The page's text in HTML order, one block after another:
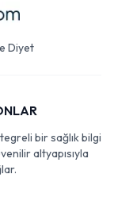
Diyet
bir sağlık bilgi
altyapısıyla